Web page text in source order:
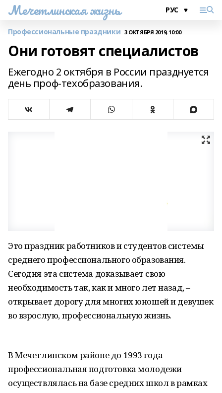
Мечетлинская жизнь
Профессиональные праздники 3 ОКТЯБРЯ 2019, 10:00
Они готовят специалистов
Ежегодно 2 октября в России празднуется
день проф-техобразования.
Это праздник работников и студентов системы
среднего профессионального образования.
Сегодня эта система доказывает свою
необходимость так, как и много лет назад, –
открывает дорогу для многих юношей и девушек
во взрослую, профессиональную жизнь.
В Мечетлинском районе до 1993 года
профессиональная подготовка молодежи
осуществлялась на базе средних школ в рамках